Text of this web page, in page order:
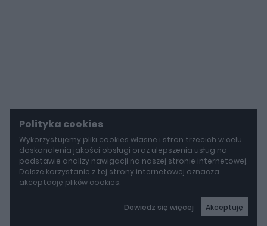
Polityka cookies
Wykorzystujemy pliki cookies własne i stron trzecich w celu
doskonalenia jakości obsługi oraz ulepszenia usług na
podstawie analizy nawigacji na naszej stronie internetowej.
Dalsze korzystanie z tej strony internetowej oznacza
akceptację plików cookies.
Dowiedz się więcej Akceptuję